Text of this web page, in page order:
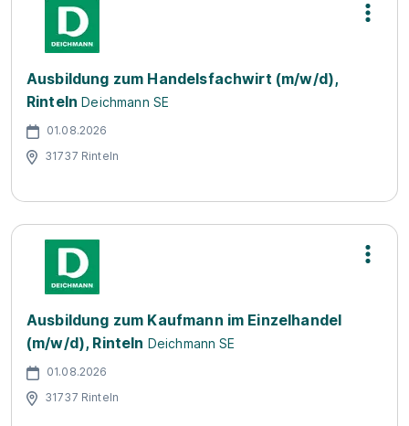
Ausbildung zum Handelsfachwirt (m/w/d),
Rinteln Deichmann SE
01.08.2026
31737 Rinteln
Ausbildung zum Kaufmann im Einzelhandel
(m/w/d), Rinteln Deichmann SE
01.08.2026
31737 Rinteln